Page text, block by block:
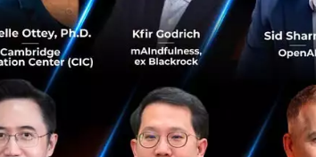
รสนทนาก่อนหน้านี้ ChatGPT สามารถแนะนำ
ะต้องพิมพ์คำแต่ละคำด้วยตนเอง
ากเมนูคำตอบที่สร้างโดย AI ด้วยการคลิกเพียง
น
รูปแบบภาษาของผู้ใช้เมื่อใช้งานไประยะหนึ่ง